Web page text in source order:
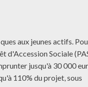
aux jeunes actifs.
d'Accession Sociale
jusqu'à 30 000
110% du projet, sous